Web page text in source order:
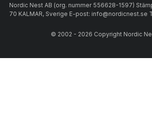
Nordic Nest AB (org. nummer 556628-1597)
70 KALMAR, Sverige E-post: info@nordicnest.se
© 2002 - 2026 Copyright Nordic